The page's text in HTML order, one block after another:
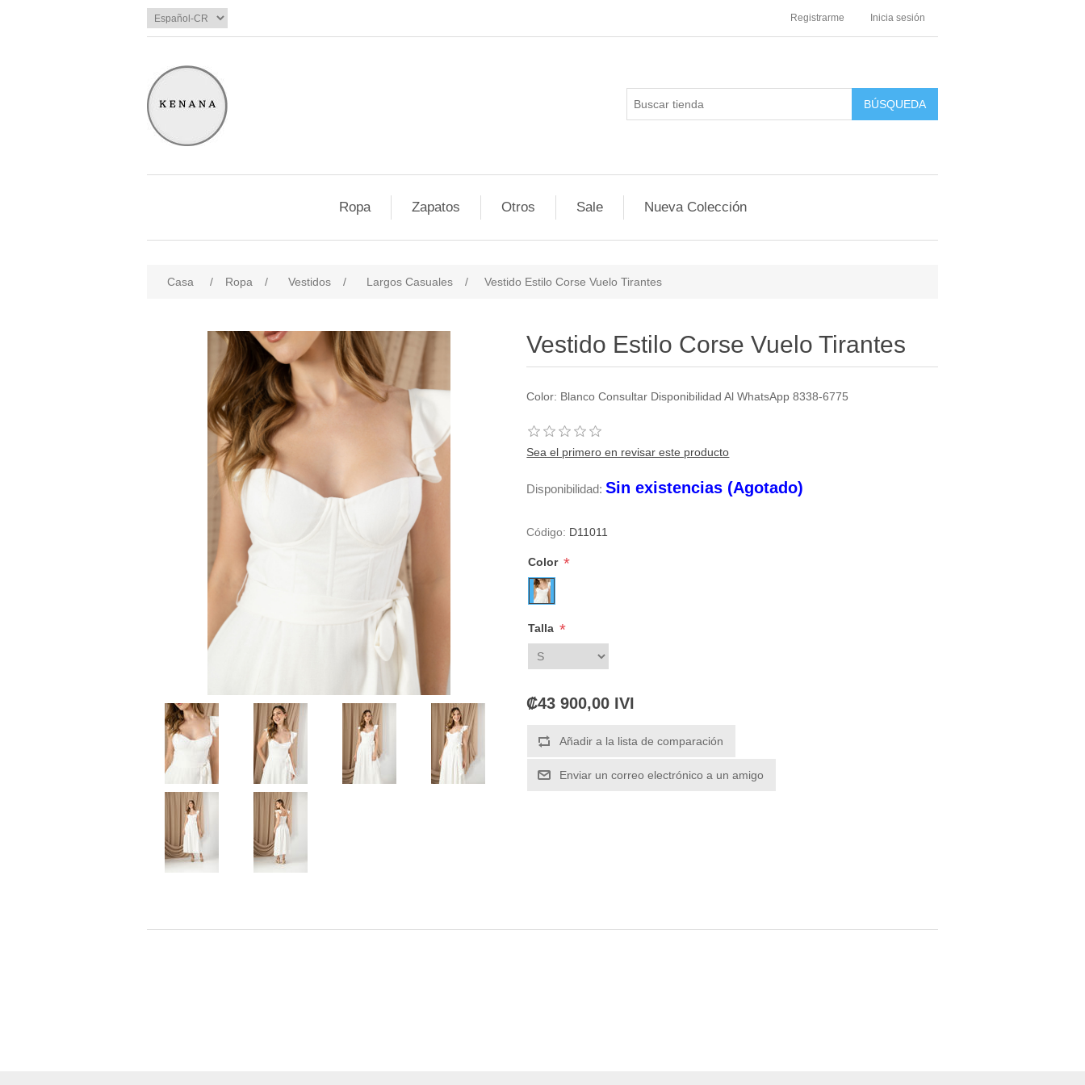
Registrarme Inicia sesión
Ropa Zapatos Otros Sale Nueva Colección
Casa / Ropa / Vestidos / Largos Casuales / Vestido Estilo Corse Vuelo Tirantes
Vestido Estilo Corse Vuelo Tirantes
Color: Blanco Consultar Disponibilidad Al WhatsApp 8338-6775
Sea el primero en revisar este producto
Disponibilidad: Sin existencias (Agotado)
Código: D11011
Color *
Talla *
₡43 900,00 IVI